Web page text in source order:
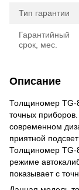
Тип гарантии
Гарантийный
срок, мес.
Описание
Толщиномер TG-
точных
современном
приятной
Толщиномер TG-
режиме
показывает с